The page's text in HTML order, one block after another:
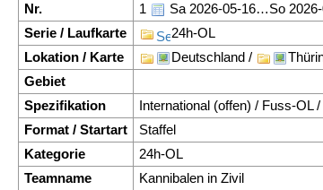
Nr.
1 Sa 2026-05-16…So
Serie / Laufkarte
24h-OL
Lokation / Karte
Deutschland /
Gebiet
Spezifikation
International (offen) / Fuss-OL
Format / Startart
Staffel
Kategorie
24h-OL
Teamname
Kannibalen in Zivil